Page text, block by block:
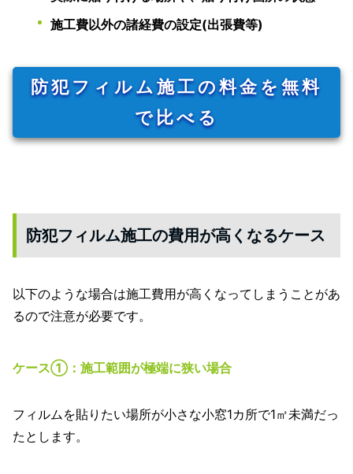
施工費以外の諸経費の設定(出張費等)
防犯フィルム施工の料金を無料
で比べる
防犯フィルム施工の費用が高くなるケース
以下のような場合は施工費用が高くなってしまうことがあ
るので注意が必要です。
ケース①：施工範囲が極端に狭い場合
フィルムを貼りたい場所が小さな小窓1カ所で1㎡未満だっ
たとします。